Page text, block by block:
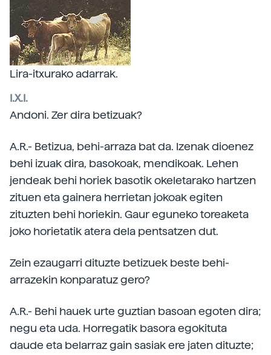
Lira-itxurako adarrak.
I.X.I.
Andoni. Zer dira betizuak?
A.R.- Betizua, behi-arraza bat da. Izenak dioenez
behi izuak dira, basokoak, mendikoak. Lehen
jendeak behi horiek basotik okeletarako hartzen
zituen eta gainera herrietan jokoak egiten
zituzten behi horiekin. Gaur eguneko toreaketa
joko horietatik atera dela pentsatzen dut.
Zein ezaugarri dituzte betizuek beste behi-
arrazekin konparatuz gero?
A.R.- Behi hauek urte guztian basoan egoten dira;
negu eta uda. Horregatik basora egokituta
daude eta belarraz gain sasiak ere jaten dituzte;